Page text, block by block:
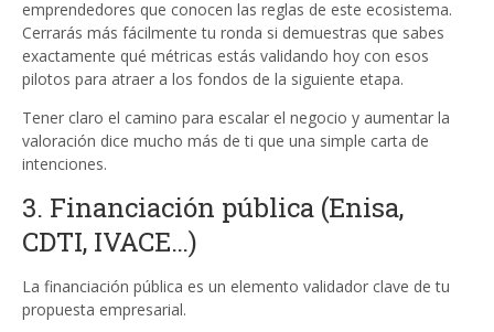
emprendedores que conocen las reglas de este ecosistema.
Cerrarás más fácilmente tu ronda si demuestras que sabes
exactamente qué métricas estás validando hoy con esos
pilotos para atraer a los fondos de la siguiente etapa.
Tener claro el camino para escalar el negocio y aumentar la
valoración dice mucho más de ti que una simple carta de
intenciones.
3. Financiación pública (Enisa,
CDTI, IVACE…)
La financiación pública es un elemento validador clave de tu
propuesta empresarial.